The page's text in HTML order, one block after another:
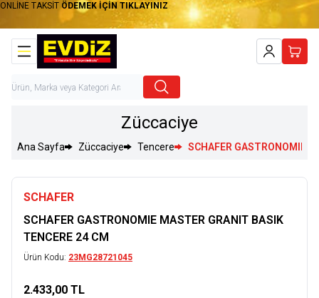
ONLİNE TAKSİT ÖDEMEK İÇİN TIKLAYINIZ
Hesabım
Züccaciye
Ana Sayfa Züccaciye Tencere SCHAFER GASTRONOMIE
SCHAFER
SCHAFER GASTRONOMIE MASTER GRANIT BASIK
TENCERE 24 CM
Ürün Kodu: 23MG28721045
2.433,00 TL